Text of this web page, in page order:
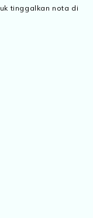
tinggalkan nota di